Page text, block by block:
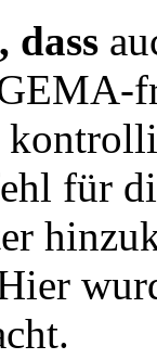
dass
für